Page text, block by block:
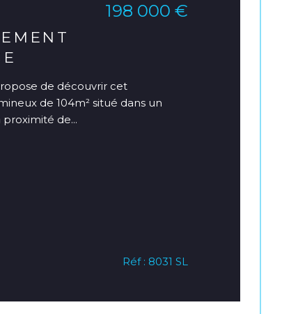
198 000 €
de découvrir cet
de 104m² situé dans un
de...
Réf : 8031 SL